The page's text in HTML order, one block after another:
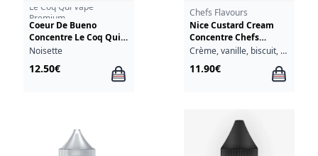
Le Coq Qui Vape
Premium
Coeur De Bueno
Concentre Le Coq Qui
Vape Premium 30ml
Noisette
12.50€
Chefs Flavours
Nice Custard Cream
Concentre Chefs
Flavours 30ml
Crème, vanille, biscuit, noix de coco
11.90€